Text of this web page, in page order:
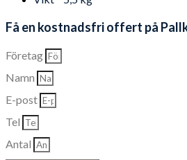
Få en kostnadsfri offert på
Företag
Namn
E-post
Tel
Antal